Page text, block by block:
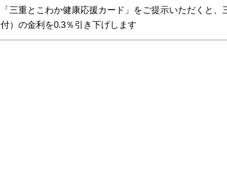
「三重とこわか健康応援カード」をご提示いただくと
付）の金利を0.3％引き下げします